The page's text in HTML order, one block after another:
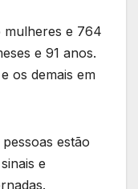
mulheres e 764
e 91 anos.
os demais em
estão
e